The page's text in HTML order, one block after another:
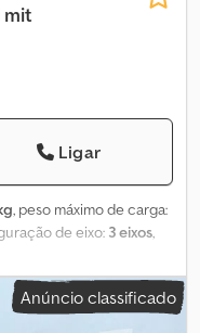
mit
Ligar
, peso máximo de carga:
de eixo: 3 eixos,
carga:920 mm, tamanho
operacional:22 700
- Pescoço de ganso
Anúncio classificado